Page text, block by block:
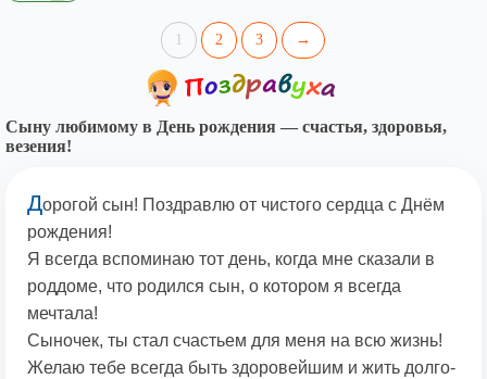
1 2 3 →
Сыну любимому в День рождения — счастья, здоровья,
везения!
Дорогой сын! Поздравлю от чистого сердца с Днём
рождения!
Я всегда вспоминаю тот день, когда мне сказали в
роддоме, что родился сын, о котором я всегда
мечтала!
Сыночек, ты стал счастьем для меня на всю жизнь!
Желаю тебе всегда быть здоровейшим и жить долго-